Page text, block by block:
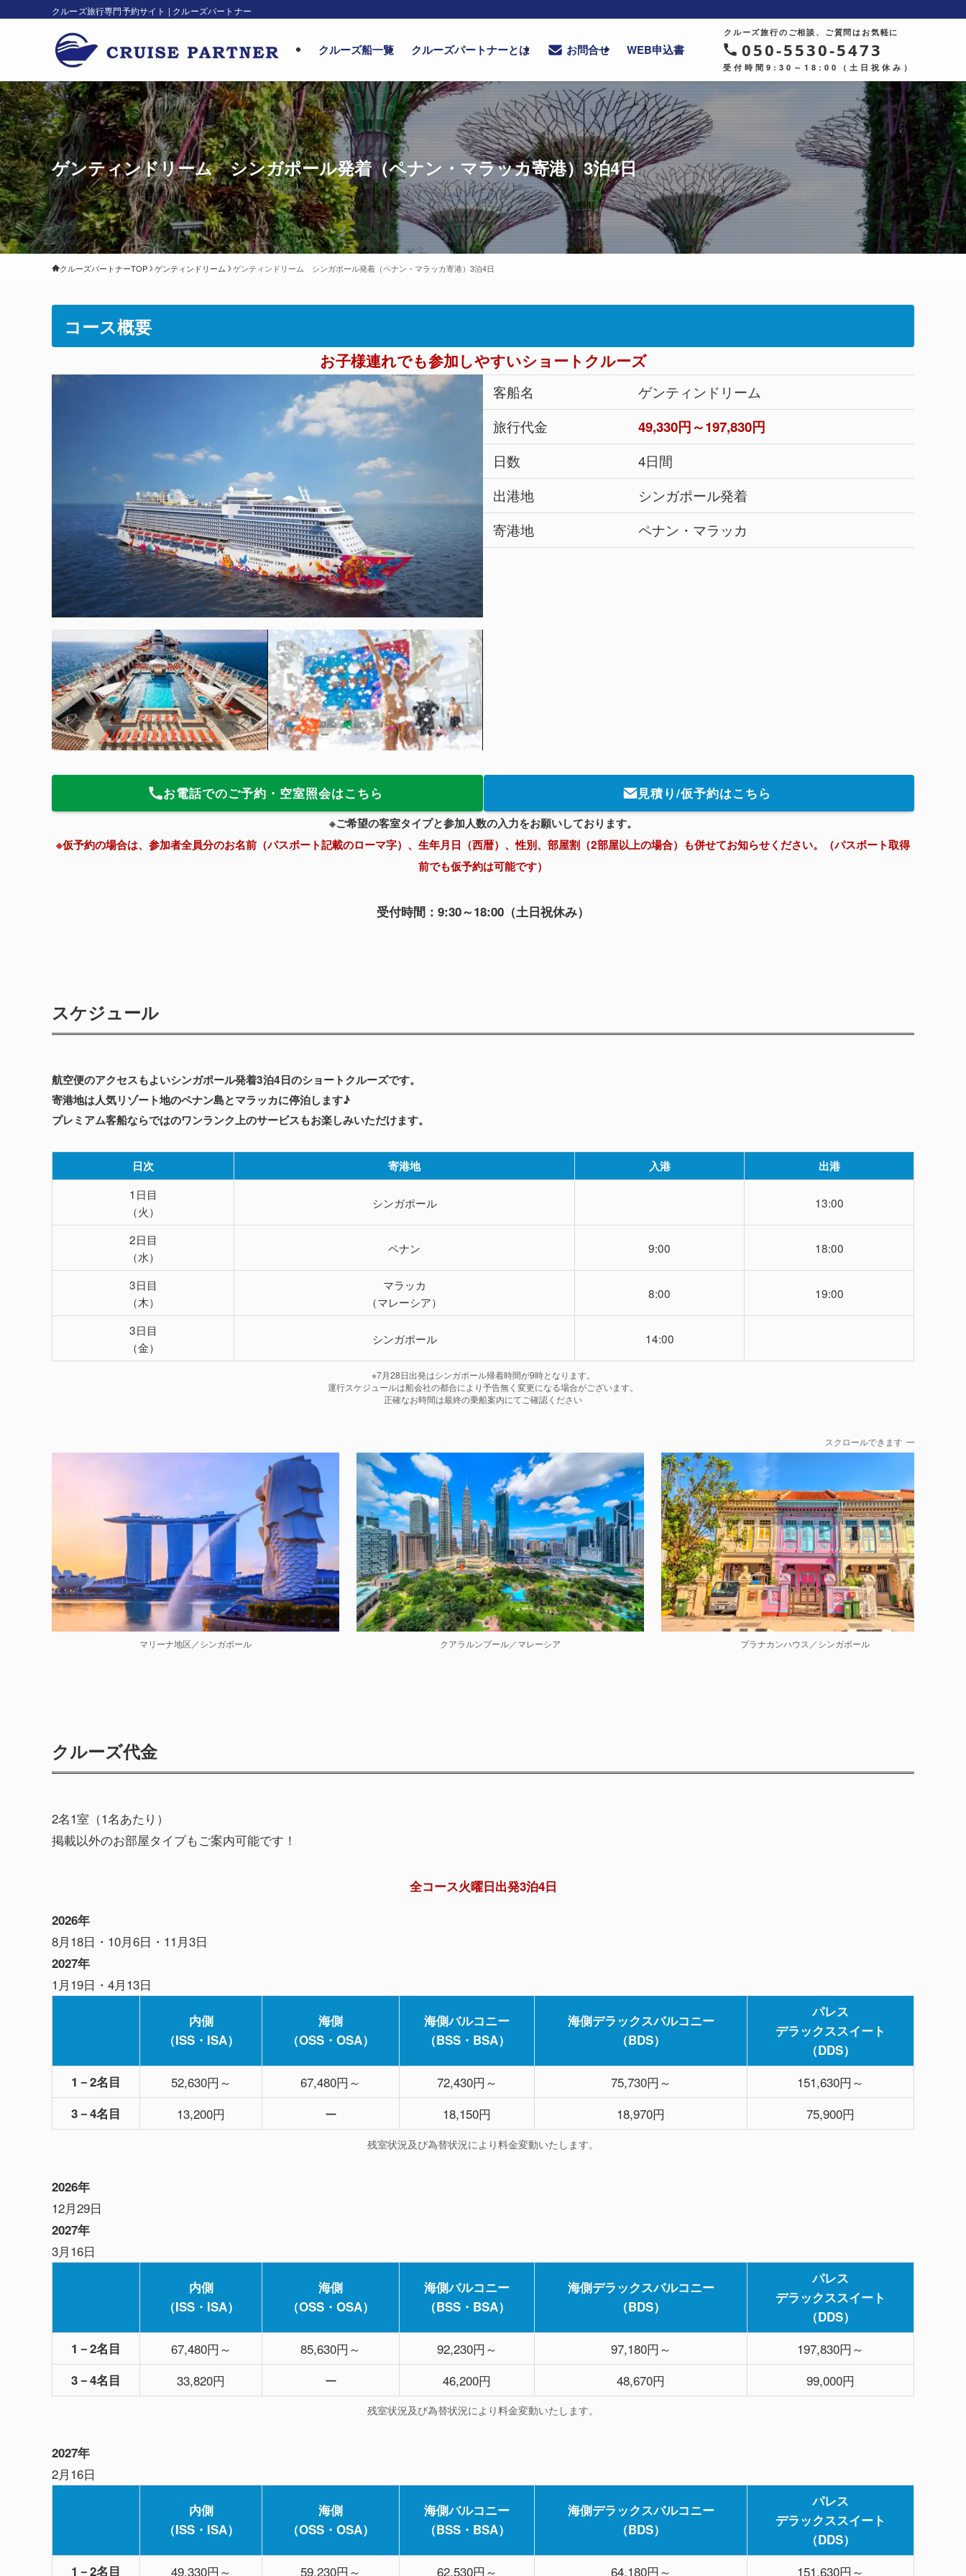
クルーズ旅行専門予約サイト | クルーズパートナー
クルーズ船一覧 クルーズパートナーとは お問合せ WEB申込書
クルーズ旅行のご相談、ご質問はお気軽に
050-5530-5473
受付時間9:30～18:00（土日祝休み）
ゲンティンドリーム シンガポール発着（ペナン・マラッカ寄港）3泊4日
クルーズパートナーTOP ゲンティンドリーム ゲンティンドリーム シンガポール発着（ペナン・マラッカ寄港）3泊4日
コース概要
お子様連れでも参加しやすいショートクルーズ
客船名
ゲンティンドリーム
旅行代金
49,330円～197,830円
日数
4日間
出港地
シンガポール発着
寄港地
ペナン・マラッカ
お電話でのご予約・空室照会はこちら 見積り/仮予約はこちら
※ご希望の客室タイプと参加人数の入力をお願いしております。
※仮予約の場合は、参加者全員分のお名前（パスポート記載のローマ字）、生年月日（西暦）、性別、部屋割（2部屋以上の場合）も併せてお知らせください。
（パスポート取得
前でも仮予約は可能です）
受付時間：9:30～18:00（土日祝休み）
スケジュール
航空便のアクセスもよいシンガポール発着3泊4日のショートクルーズです。
寄港地は人気リゾート地のペナン島とマラッカに停泊します♪
プレミアム客船ならではのワンランク上のサービスもお楽しみいただけます。
日次 寄港地 入港
出港
1日目
（火）
シンガポール 13:00
2日目
（水）
ペナン 9:00 18:00
3日目
（木）
マラッカ
（マレーシア）
8:00 19:00
3日目
（金）
シンガポール 14:00
※7月28日出発はシンガポール帰着時間が9時となります。
運行スケジュールは船会社の都合により予告無く変更になる場合がございます。
正確なお時間は最終の乗船案内にてご確認ください
スクロールできます
マリーナ地区／シンガポール クアラルンプール／マレーシア プラナカンハウス／シンガポール
クルーズ代金
2名1室（1名あたり）
掲載以外のお部屋タイプもご案内可能です！
全コース火曜日出発3泊4日
2026年
8月18日・10月6日・11月3日
2027年
1月19日・4月13日
内側
（ISS・ISA）
海側
（OSS・OSA）
海側バルコニー
（BSS・BSA）
海側デラックスバルコニー
（BDS）
パレス
デラックススイート
（DDS）
1－2名目
52,630円～ 67,480円～ 72,430円～ 75,730円～ 151,630円～
3－4名目 13,200円 ー 18,150円 18,970円 75,900円
残室状況及び為替状況により料金変動いたします。
2026年
12月29日
2027年
3月16日
内側
（ISS・ISA）
海側
（OSS・OSA）
海側バルコニー
（BSS・BSA）
海側デラックスバルコニー
（BDS）
パレス
デラックススイート
（DDS）
1－2名目
67,480円～ 85,630円～ 92,230円～ 97,180円～ 197,830円～
3－4名目 33,820円 ー 46,200円 48,670円 99,000円
残室状況及び為替状況により料金変動いたします。
2027年
2月16日
内側
（ISS・ISA）
海側
（OSS・OSA）
海側バルコニー
（BSS・BSA）
海側デラックスバルコニー
（BDS）
パレス
デラックススイート
（DDS）
1－2名目
49,330円～ 59,230円～ 62,530円～ 64,180円～ 151,630円～